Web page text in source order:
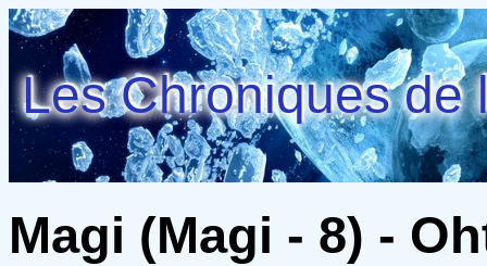
Les Chroniques de
Magi (Magi - 8) -